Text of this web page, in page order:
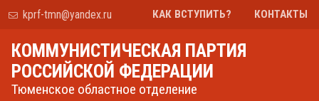
kprf-tmn@yandex.ru КАК ВСТУПИТЬ? КОНТАКТЫ
КОММУНИСТИЧЕСКАЯ ПАРТИЯ
РОССИЙСКОЙ ФЕДЕРАЦИИ
Тюменское областное отделение